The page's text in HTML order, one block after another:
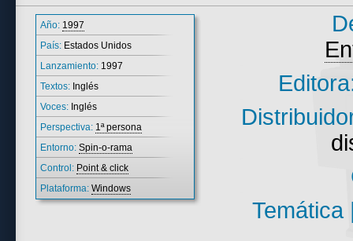
Año: 1997
País: Estados Unidos
Lanzamiento: 1997
Textos: Inglés
Voces: Inglés
Perspectiva: 1ª persona
Entorno: Spin-o-rama
Control: Point & click
Plataforma: Windows
Temática